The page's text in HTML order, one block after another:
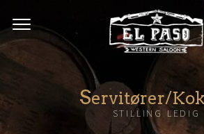
S
ervitører/
STILLING LEDIG